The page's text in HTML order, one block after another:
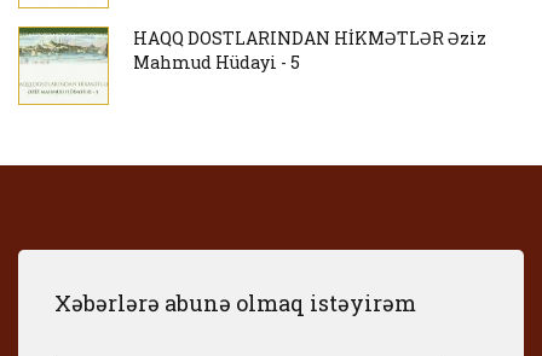
HAQQ DOSTLARINDAN HİKMƏTLƏR Əziz
Mahmud Hüdayi - 5
Xəbərlərə abunə olmaq istəyirəm